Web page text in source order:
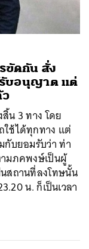
ขัดกัน สั่ง
รับอนุญาต แต่
น 3 ทาง โดย
ช้ได้ทุกทาง แต่
กับยอมรับว่า ท่า
มภคพงษ์เป็นผู้
นสถานที่ลงโทษนั้น
น. ก็เป็นเวลา